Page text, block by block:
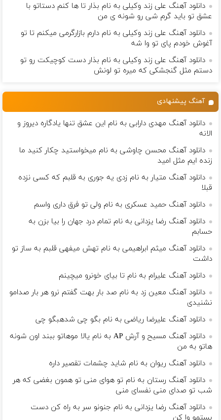
دانلود آهنگ علی زند وکیلی به نام بذار تا ها كنم دستاتو با
عشق تو باید گرم شی رو شونه ى من
دانلود آهنگ علی زند وکیلی به نام دارم بازارگرمی میكنم تا تو
آغوش خودم پای تو وا شه
دانلود آهنگ علی زند وکیلی به نام بذار دست كوچیكت رو تو
دستم مثل گنجشكی كه میره تو لونش
آهنگ پیشنهادی
دانلود آهنگ مهدی دارابی به نام این عشق تنها یادگاره دیروز و
الانه
دانلود آهنگ محسن چاوشی به نام میخواستید چکار کنید ما
زنده ایم مثل امید
دانلود آهنگ متیار به نام زدی یه جوری به قلبم که کسی نزده
قبلا
دانلود آهنگ حمید عسکری به نام ولی تو فرق داری واسم
دانلود آهنگ رضا یزدانی به نام تمام درد جهان را بیا بزن به
حسابم
دانلود آهنگ میثم ابراهیمی به نام تهش میفهی قلبم به ساز تو
داشت
دانلود آهنگ علیرام به نام تا بیای خونرو میچینم
دانلود آهنگ معین زد به نام صد بار بهت گفتم نرو هر بار صدامو
نشنیدی
دانلود آهنگ علیرضا ریاضی به نام بگو چی شدهبگو چی
دانلود آهنگ مسیح و آرش AP به نام یالا موهاتو ببند اون شونه
هاتو به من
دانلود آهنگ ریوان به نام شاید چشمات تقصیر داره
دانلود آهنگ رستان به نام تو هوای منی تو همون بغضی که هر
شب تو صدای منی نفسای منی
دانلود آهنگ رضا یزدانی به نام جنونو سر به راه کن دست